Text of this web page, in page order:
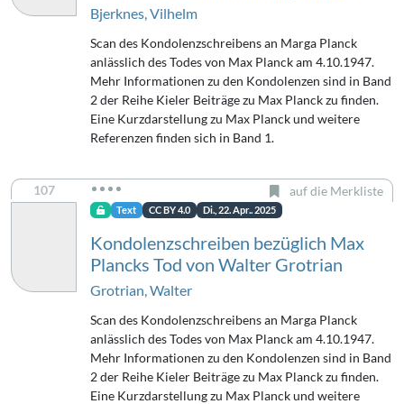
Bjerknes, Vilhelm
Scan des Kondolenzschreibens an Marga Planck
anlässlich des Todes von Max Planck am 4.10.1947.
Mehr Informationen zu den Kondolenzen sind in Band
2 der Reihe Kieler Beiträge zu Max Planck zu finden.
Eine Kurzdarstellung zu Max Planck und weitere
Referenzen finden sich in Band 1.
107 auf die Merkliste
Text CC BY 4.0 Di., 22. Apr.. 2025
Kondolenzschreiben bezüglich Max
Plancks Tod von Walter Grotrian
Grotrian, Walter
Scan des Kondolenzschreibens an Marga Planck
anlässlich des Todes von Max Planck am 4.10.1947.
Mehr Informationen zu den Kondolenzen sind in Band
2 der Reihe Kieler Beiträge zu Max Planck zu finden.
Eine Kurzdarstellung zu Max Planck und weitere